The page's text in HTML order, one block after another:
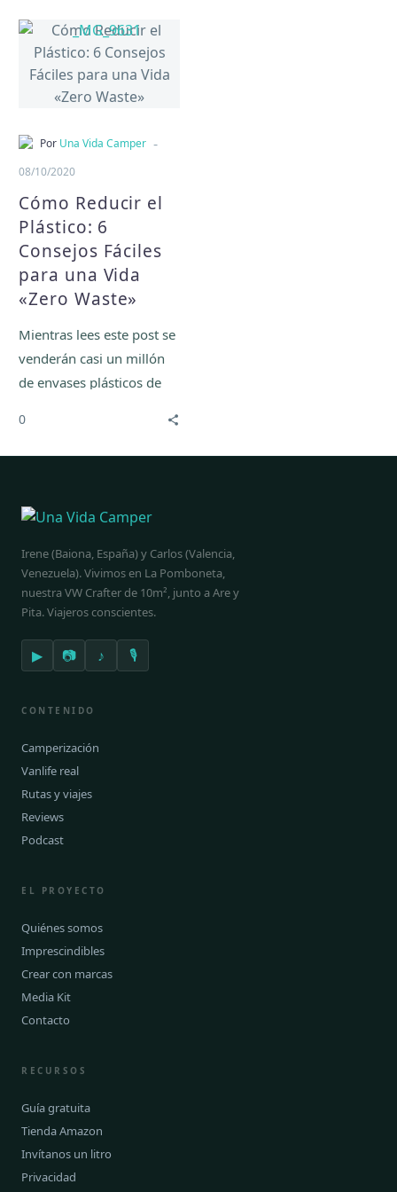
Por Una Vida Camper -
08/10/2020
Cómo Reducir el
Plástico: 6
Consejos Fáciles
para una Vida
«Zero Waste»
Mientras lees este post se
venderán casi un millón
de envases plásticos de
al océano.
0
Irene (Baiona, España) y Carlos (Valencia,
Venezuela). Vivimos en La Pomboneta,
nuestra VW Crafter de 10m², junto a Are y
Pita. Viajeros conscientes.
▶ 📷 ♪ 🎙
CONTENIDO
Camperización
Vanlife real
Rutas y viajes
Reviews
Podcast
EL PROYECTO
Quiénes somos
Imprescindibles
Crear con marcas
Media Kit
Contacto
RECURSOS
Guía gratuita
Tienda Amazon
Invítanos un litro
Privacidad